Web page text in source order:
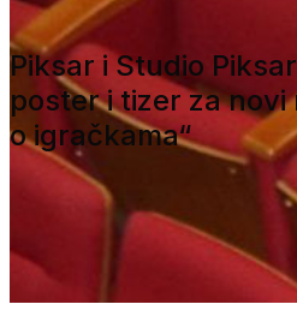
Piksar i Studio
poster i tizer za novi
o igračkama“